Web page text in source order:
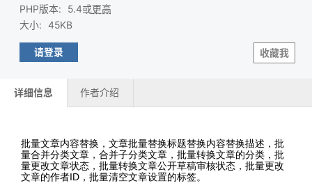
PHP版本: 5.4或更高
大小: 45KB
收藏我
请登录
详细信息 作者介绍
批量文章内容替换，文章批量替换标题替换内容替换描述，批
量合并分类文章，合并子分类文章，批量转换文章的分类，批
量更改文章状态，批量转换文章公开草稿审核状态，批量更改
文章的作者ID，批量清空文章设置的标签。